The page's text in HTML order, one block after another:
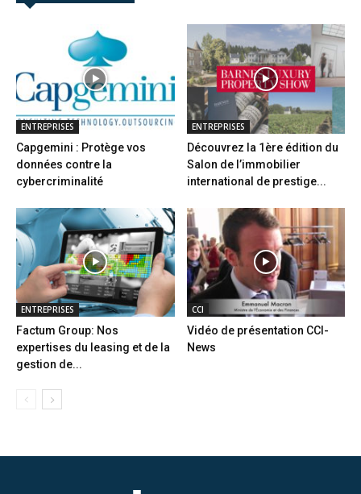
ENTREPRISES
Capgemini : Protège vos
données contre la
cybercriminalité
ENTREPRISES
Découvrez la 1ère édition du
Salon de l’immobilier
international de prestige...
ENTREPRISES
Factum Group: Nos
expertises du leasing et de la
gestion de...
CCI
Vidéo de présentation CCI-
News